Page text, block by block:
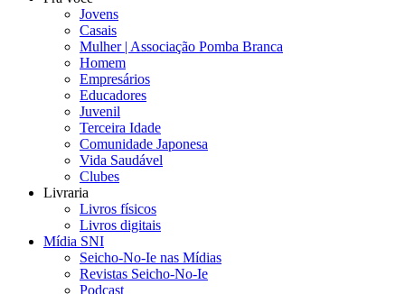
Jovens
Casais
Mulher | Associação Pomba Branca
Homem
Empresários
Educadores
Juvenil
Terceira Idade
Comunidade Japonesa
Vida Saudável
Clubes
Livraria
Livros físicos
Livros digitais
Mídia SNI
Seicho-No-Ie nas Mídias
Revistas Seicho-No-Ie
Podcast